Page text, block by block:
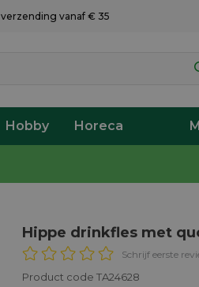
verzending vanaf € 35
Hobby Horeca
Hippe drinkfles met
Schrijf eerste
Product code TA24628